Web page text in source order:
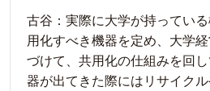
古谷：実際に大学が持ってい
用化すべき機器を定め、大学
づけて、共用化の仕組みを回
器が出てきた際にはリサイク